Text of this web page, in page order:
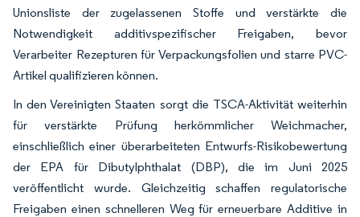
Unionsliste der zugelassenen Stoffe und verstärkte die
Notwendigkeit additivspezifischer Freigaben, bevor
Verarbeiter Rezepturen für Verpackungsfolien und starre PVC-
Artikel qualifizieren können.
In den Vereinigten Staaten sorgt die TSCA-Aktivität weiterhin
für verstärkte Prüfung herkömmlicher Weichmacher,
einschließlich einer überarbeiteten Entwurfs-Risikobewertung
der EPA für Dibutylphthalat (DBP), die im Juni 2025
veröffentlicht wurde. Gleichzeitig schaffen regulatorische
Freigaben einen schnelleren Weg für erneuerbare Additive in